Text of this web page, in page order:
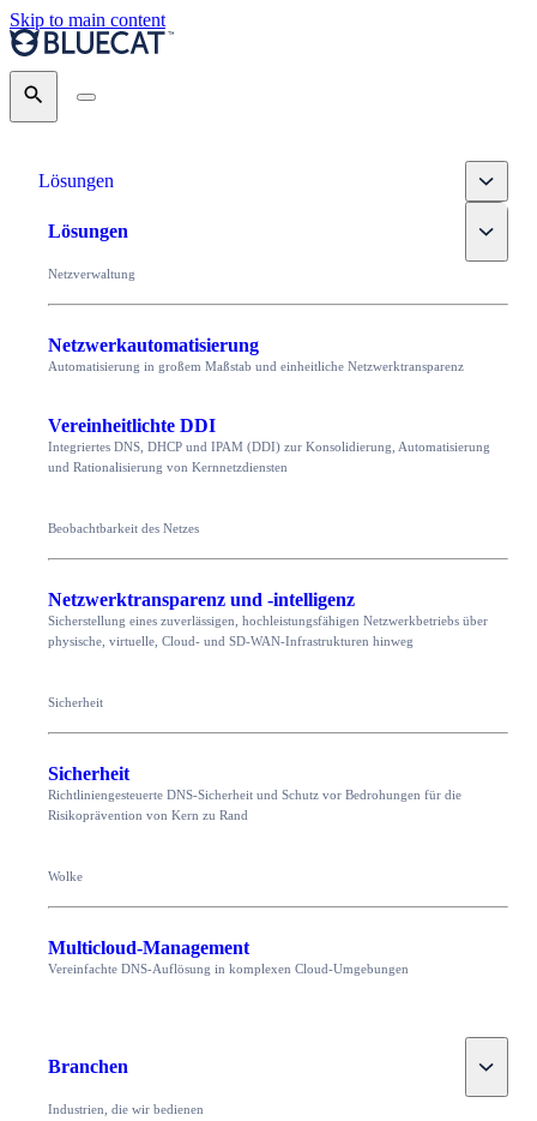
Skip to main content
Search
Lösungen Toggle
Lösungen Toggle
Netzverwaltung
Netzwerkautomatisierung
Automatisierung in großem Maßstab und einheitliche Netzwerktransparenz
Vereinheitlichte DDI
Integriertes DNS, DHCP und IPAM (DDI) zur Konsolidierung, Automatisierung
und Rationalisierung von Kernnetzdiensten
Beobachtbarkeit des Netzes
Netzwerktransparenz und -intelligenz
Sicherstellung eines zuverlässigen, hochleistungsfähigen Netzwerkbetriebs über
physische, virtuelle, Cloud- und SD-WAN-Infrastrukturen hinweg
Sicherheit
Sicherheit
Richtliniengesteuerte DNS-Sicherheit und Schutz vor Bedrohungen für die
Risikoprävention von Kern zu Rand
Wolke
Multicloud-Management
Vereinfachte DNS-Auflösung in komplexen Cloud-Umgebungen
Branchen Toggle
Industrien, die wir bedienen